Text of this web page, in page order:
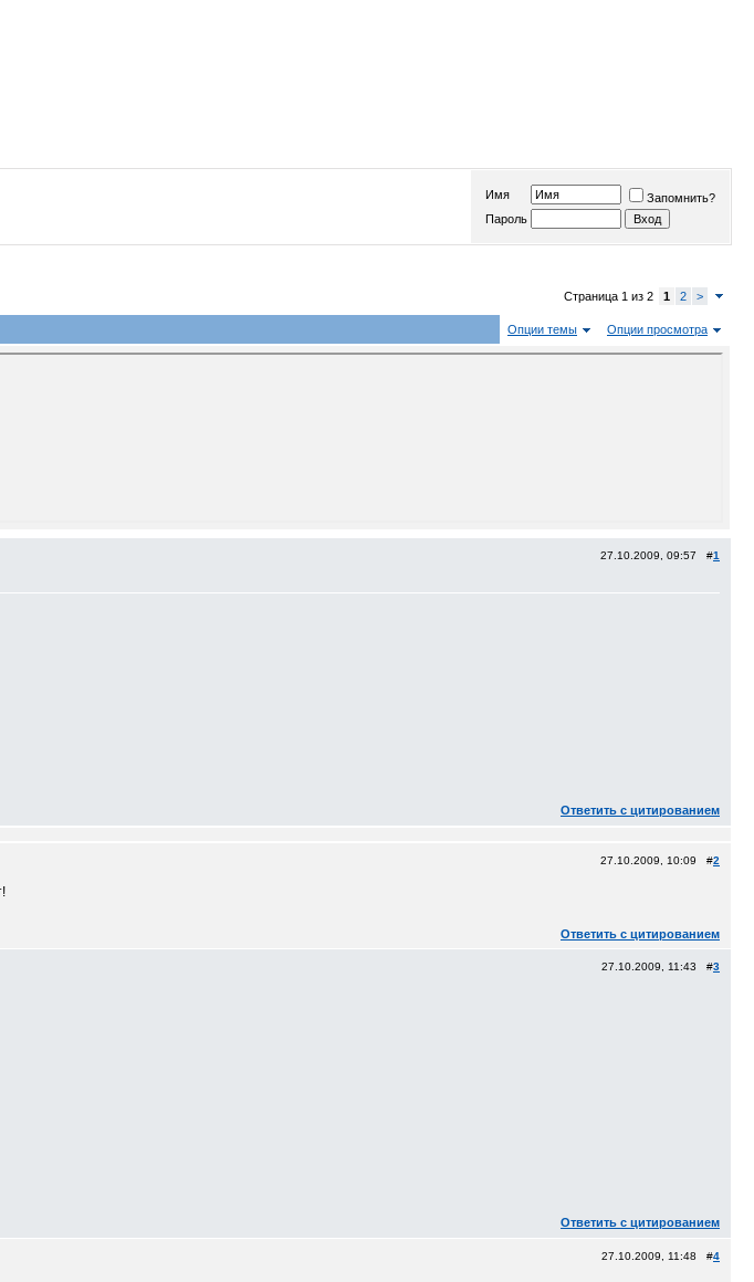
Имя
Запомнить?
Пароль
Страница 1 из 2 1 2 >
Опции темы Опции просмотра
27.10.2009, 09:57 #1
Ответить с цитированием
27.10.2009, 10:09 #2
Ответить с цитированием
27.10.2009, 11:43 #3
Ответить с цитированием
27.10.2009, 11:48 #4